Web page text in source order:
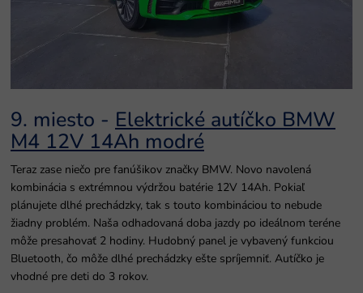
9. miesto - Elektrické autíčko BMW
M4 12V 14Ah modré
Teraz zase niečo pre fanúšikov značky BMW. Novo navolená
kombinácia s extrémnou výdržou batérie 12V 14Ah. Pokiaľ
plánujete dlhé prechádzky, tak s touto kombináciou to nebude
žiadny problém. Naša odhadovaná doba jazdy po ideálnom teréne
môže presahovať 2 hodiny. Hudobný panel je vybavený funkciou
Bluetooth, čo môže dlhé prechádzky ešte spríjemniť. Autíčko je
vhodné pre deti do 3 rokov.